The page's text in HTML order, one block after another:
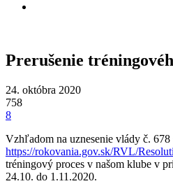
Prerušenie
24. októbra 2020
758
8
Vzhľadom na uznesenie vlády č. 678
https://rokovania.gov.sk/RVL/
tréningový proces v našom klube v
24.10. do 1.11.2020.